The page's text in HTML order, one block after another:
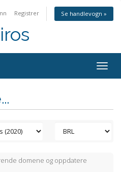
Registrer Se handlevogn »
domene og oppdatere